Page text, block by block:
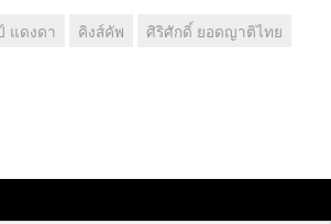
แดงดา คิงส์คัพ
ศิริศักดิ์ ยอดญาติไทย